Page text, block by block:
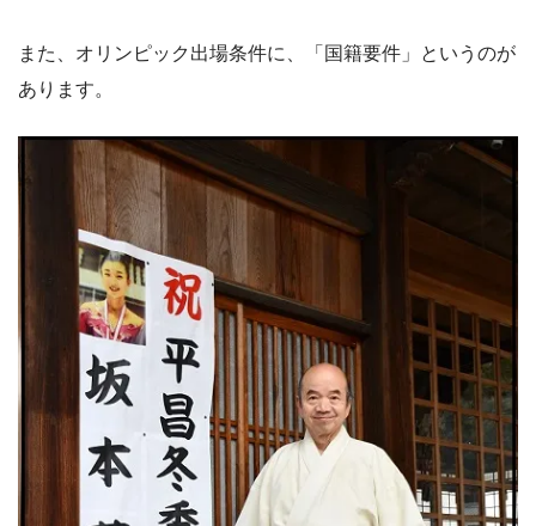
また、オリンピック出場条件に、「国籍要件」というのが
あります。